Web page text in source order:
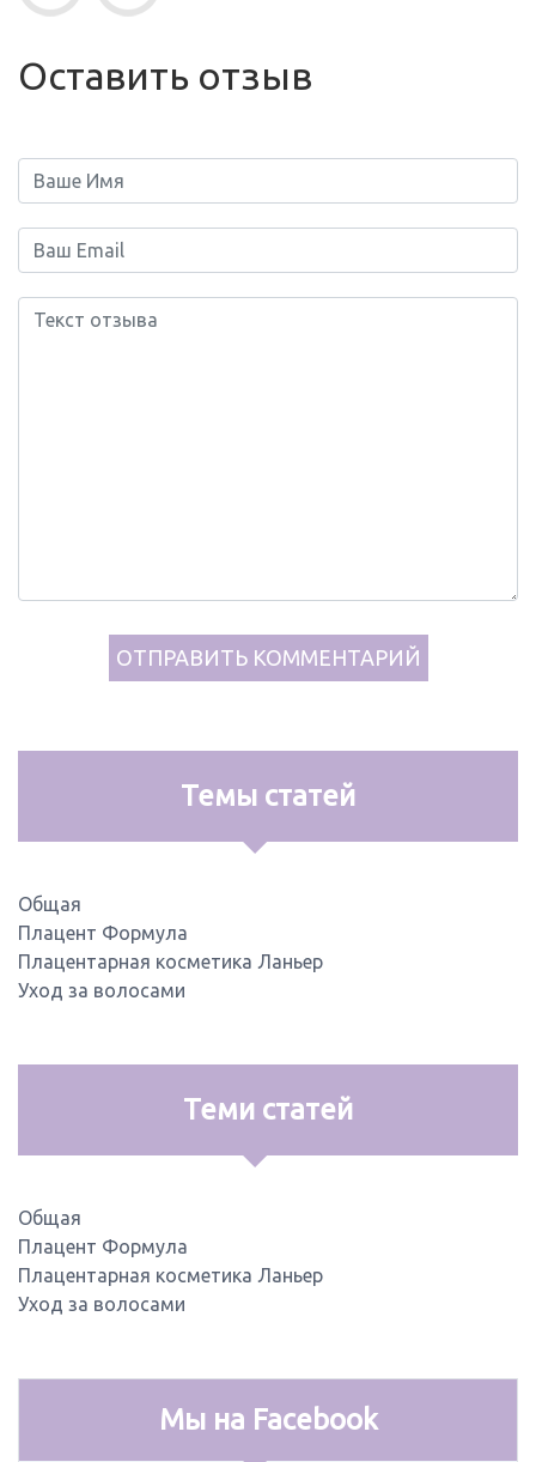
Оставить отзыв
Темы статей
Общая
Плацент Формула
Плацентарная косметика Ланьер
Уход за волосами
Теми статей
Общая
Плацент Формула
Плацентарная косметика Ланьер
Уход за волосами
Мы на Facebook